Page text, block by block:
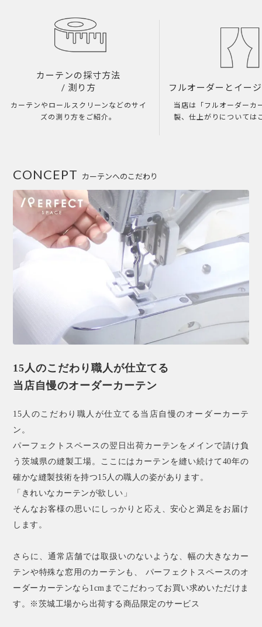
カーテンの採寸方法
/ 測り方
カーテンやロールスクリーンなどのサイ
ズの測り方をご紹介。
フルオーダーとイー
当店は「フルオーダーカ
製、仕上がりについては
カーテンへのこだわり
CONCEPT
15人のこだわり職人が仕立てる
当店自慢のオーダーカーテン
15人のこだわり職人が仕立てる当店自慢のオーダーカーテ
ン。
パーフェクトスペースの翌日出荷カーテンをメインで請け負
う茨城県の縫製工場。ここにはカーテンを縫い続けて40年の
確かな縫製技術を持つ15人の職人の姿があります。
「きれいなカーテンが欲しい」
そんなお客様の思いにしっかりと応え、安心と満足をお届け
します。
さらに、通常店舗では取扱いのないような、幅の大きなカー
テンや特殊な窓用のカーテンも、 パーフェクトスペースのオ
ーダーカーテンなら1cmまでこだわってお買い求めいただけま
す。※茨城工場から出荷する商品限定のサービス